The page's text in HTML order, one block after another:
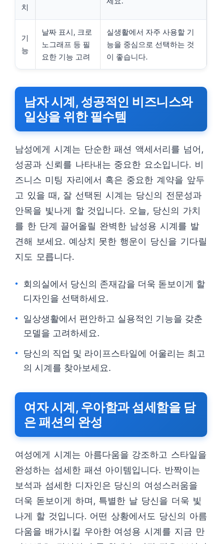
치
기
능
날짜 표시, 크로
노그래프 등 필
요한 기능 고려
실생활에서 자주 사용할 기
능을 중심으로 선택하는 것
이 좋습니다.
남자 시계, 성공적인 비즈니스와
일상을 위한 필수템
남성에게 시계는 단순한 패션 액세서리를 넘어,
성공과 신뢰를 나타내는 중요한 요소입니다. 비
즈니스 미팅 자리에서 혹은 중요한 계약을 앞두
고 있을 때, 잘 선택된 시계는 당신의 전문성과
안목을 빛나게 할 것입니다. 오늘, 당신의 가치
를 한 단계 끌어올릴 완벽한 남성용 시계를 발
견해 보세요. 예상치 못한 행운이 당신을 기다릴
지도 모릅니다.
회의실에서 당신의 존재감을 더욱 돋보이게 할
디자인을 선택하세요.
일상생활에서 편안하고 실용적인 기능을 갖춘
모델을 고려하세요.
당신의 직업 및 라이프스타일에 어울리는 최고
의 시계를 찾아보세요.
여자 시계, 우아함과 섬세함을 담
은 패션의 완성
여성에게 시계는 아름다움을 강조하고 스타일을
완성하는 섬세한 패션 아이템입니다. 반짝이는
보석과 섬세한 디자인은 당신의 여성스러움을
더욱 돋보이게 하며, 특별한 날 당신을 더욱 빛
나게 할 것입니다. 어떤 상황에서도 당신의 아름
다움을 배가시킬 우아한 여성용 시계를 지금 만